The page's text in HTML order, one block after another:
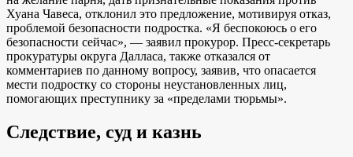
Хуана Чавеса, отклонил это предложение, мотивируя отказ,
проблемой безопасности подростка. «Я беспокоюсь о его
безопасности сейчас», — заявил прокурор. Пресс-секретарь
прокуратуры округа Далласа, также отказался от
комментариев по данному вопросу, заявив, что опасается
мести подростку со стороны неустановленных лиц,
помогающих преступнику за «пределами тюрьмы».
Следствие, суд и казнь